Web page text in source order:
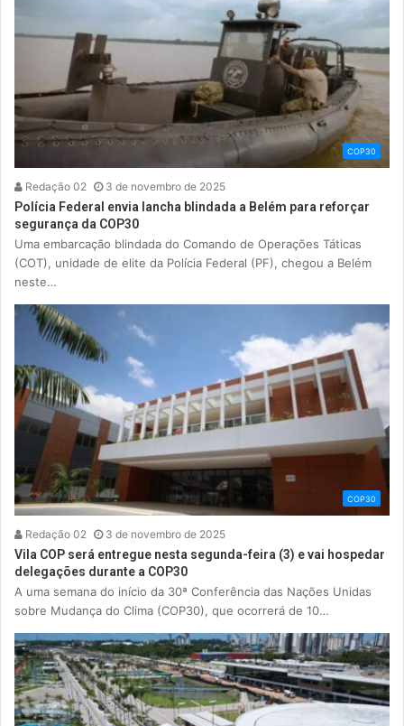
COP30
Redação 02 3 de novembro de 2025
Polícia Federal envia lancha blindada a Belém para reforçar
segurança da COP30
Uma embarcação blindada do Comando de Operações Táticas
(COT), unidade de elite da Polícia Federal (PF), chegou a Belém
neste…
COP30
Redação 02 3 de novembro de 2025
Vila COP será entregue nesta segunda-feira (3) e vai hospedar
delegações durante a COP30
A uma semana do início da 30ª Conferência das Nações Unidas
sobre Mudança do Clima (COP30), que ocorrerá de 10…